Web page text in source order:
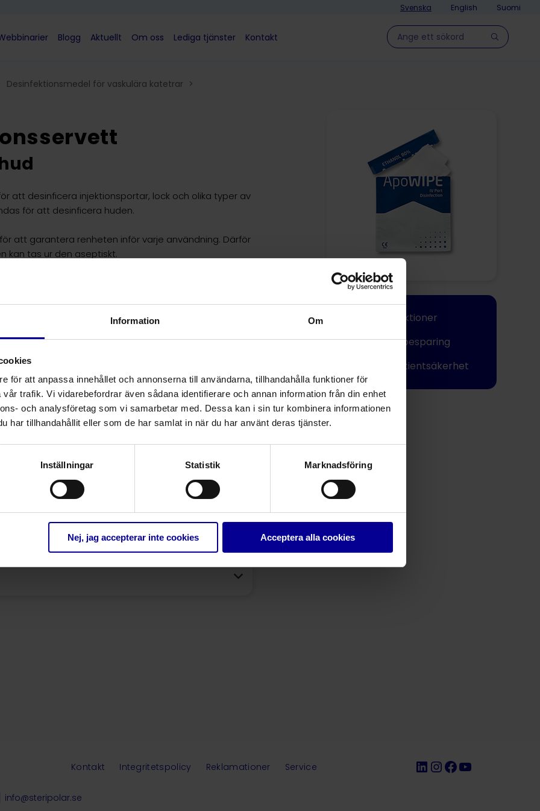
Information Om
för att anpassa innehållet och annonserna till användarna, tillhandahålla funktioner för
trafik. Vi vidarebefordrar även sådana identifierare och annan information från din enhet
och analysföretag som vi samarbetar med. Dessa kan i sin tur kombinera informationen
har tillhandahållit eller som de har samlat in när du har använt deras tjänster.
Inställningar Statistik Marknadsföring
Nej, jag accepterar inte cookies Acceptera alla cookies
Svenska English Suomi
Blogg Aktuellt Om oss Lediga tjänster Kontakt Hae sivulla
Desinfektionsmedel för vaskulära katetrar >
att desinficera injektionsportar, lock och olika typer av
för att desinficera huden.
att garantera renheten inför varje användning. Därför
kan tas ur den aseptiskt.
förbättras den aseptiska hanteringen av
har flera fördelar:
aseptiskt och att man undviker att röra vid
en effektiv mekanisk rengöring. Tjockleken på
den åttioprocentiga etanollösningen under hela
5 x 6 cm (12 x 18 cm), steril
Färre infektioner
Kostnadsbesparing
Bättre patientsäkerhet
Dela
info@steripolar.se
LinkedIn
Instagram
Facebook
YouTube
Kontakt Integritetspolicy Reklamationer Service